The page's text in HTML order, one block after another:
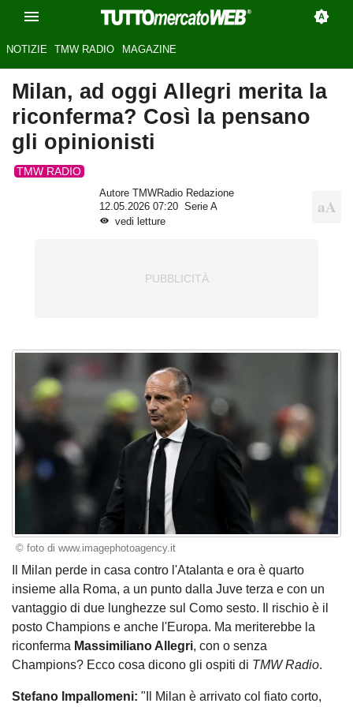
NOTIZIE TMW RADIO MAGAZINE
Milan, ad oggi Allegri merita la
riconferma? Così la pensano
gli opinionisti
TMW RADIO
Autore TMWRadio Redazione
12.05.2026 07:20
Serie A
vedi letture
© foto di www.imagephotoagency.it
Il Milan perde in casa contro l'Atalanta e ora è quarto
insieme alla Roma, a un punto dalla Juve terza e con un
vantaggio di due lunghezze sul Como sesto. Il rischio è il
posto Champions e anche l'Europa. Ma meriterebbe la
riconferma Massimiliano Allegri, con o senza
Champions? Ecco cosa dicono gli ospiti di TMW Radio.
Stefano Impallomeni: "Il Milan è arrivato col fiato corto,